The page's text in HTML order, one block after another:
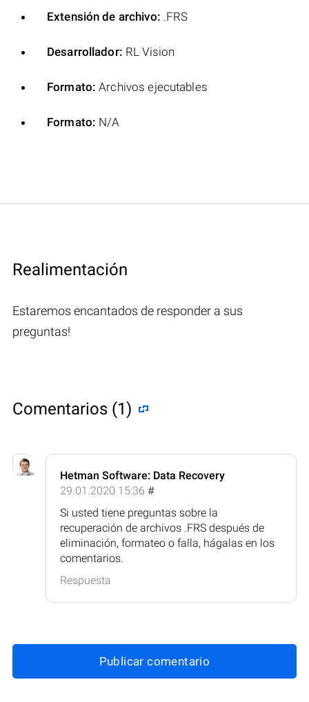
Extensión de archivo: .FRS
Desarrollador: RL Vision
Formato: Archivos ejecutables
Formato: N/A
Realimentación
Estaremos encantados de responder a sus
preguntas!
Comentarios (1)
Hetman Software: Data Recovery
29.01.2020 15:36 #
Si usted tiene preguntas sobre la
recuperación de archivos .FRS después de
eliminación, formateo o falla, hágalas en los
comentarios.
Respuesta
Publicar comentario